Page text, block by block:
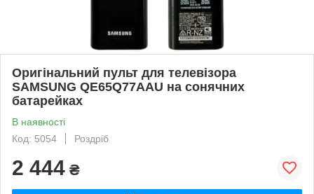
Оригінальний пульт для телевізора
SAMSUNG QE65Q77AAU на сонячних
батарейках
В наявності
Код: 5054
Роздріб
2 444 ₴